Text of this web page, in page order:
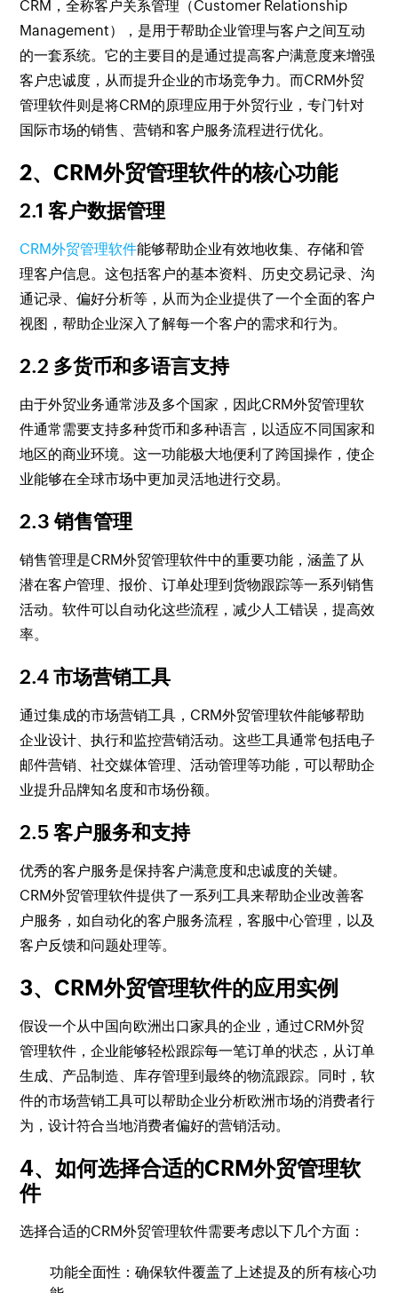
CRM，全称客户关系管理（Customer Relationship
Management），是用于帮助企业管理与客户之间互动
的一套系统。它的主要目的是通过提高客户满意度来增强
客户忠诚度，从而提升企业的市场竞争力。而CRM外贸
管理软件则是将CRM的原理应用于外贸行业，专门针对
国际市场的销售、营销和客户服务流程进行优化。
2、CRM外贸管理软件的核心功能
2.1 客户数据管理
CRM外贸管理软件能够帮助企业有效地收集、存储和管
理客户信息。这包括客户的基本资料、历史交易记录、沟
通记录、偏好分析等，从而为企业提供了一个全面的客户
视图，帮助企业深入了解每一个客户的需求和行为。
2.2 多货币和多语言支持
由于外贸业务通常涉及多个国家，因此CRM外贸管理软
件通常需要支持多种货币和多种语言，以适应不同国家和
地区的商业环境。这一功能极大地便利了跨国操作，使企
业能够在全球市场中更加灵活地进行交易。
2.3 销售管理
销售管理是CRM外贸管理软件中的重要功能，涵盖了从
潜在客户管理、报价、订单处理到货物跟踪等一系列销售
活动。软件可以自动化这些流程，减少人工错误，提高效
率。
2.4 市场营销工具
通过集成的市场营销工具，CRM外贸管理软件能够帮助
企业设计、执行和监控营销活动。这些工具通常包括电子
邮件营销、社交媒体管理、活动管理等功能，可以帮助企
业提升品牌知名度和市场份额。
2.5 客户服务和支持
优秀的客户服务是保持客户满意度和忠诚度的关键。
CRM外贸管理软件提供了一系列工具来帮助企业改善客
户服务，如自动化的客户服务流程，客服中心管理，以及
客户反馈和问题处理等。
3、CRM外贸管理软件的应用实例
假设一个从中国向欧洲出口家具的企业，通过CRM外贸
管理软件，企业能够轻松跟踪每一笔订单的状态，从订单
生成、产品制造、库存管理到最终的物流跟踪。同时，软
件的市场营销工具可以帮助企业分析欧洲市场的消费者行
为，设计符合当地消费者偏好的营销活动。
4、如何选择合适的CRM外贸管理软
件
选择合适的CRM外贸管理软件需要考虑以下几个方面：
功能全面性：确保软件覆盖了上述提及的所有核心功